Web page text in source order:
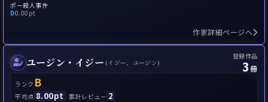
ポー殺人事件
D0.00pt
作家詳細ページへ
ユージン・イジー (イジー、ユージン)
登録作品
3冊
ランク B
平均点 8.00pt 累計レビュー 2